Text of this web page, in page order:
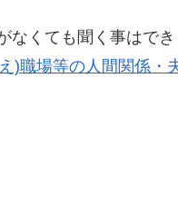
なくても聞く事はでき
)職場等の人間関係・